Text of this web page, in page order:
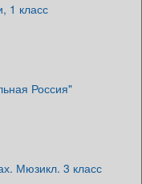
1 класс
Россия"
Мюзикл. 3 класс